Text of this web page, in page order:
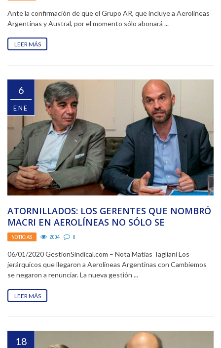
Ante la confirmación de que el Grupo AR, que incluye a Aerolíneas
Argentinas y Austral, por el momento sólo abonará ...
LEER MÁS
6
ENE
ATORNILLADOS: LOS GERENTES QUE NOMBRÓ
MACRI EN AEROLÍNEAS NO SÓLO SE
RESISTIERON A RENUNCIAR, SINO ...
NOTICIAS 2004 0
06/01/2020 GestionSindical.com – Nota Matias Tagliani Los
jerárquicos que llegaron a Aerolíneas Argentinas con Cambiemos
se negaron a renunciar. La nueva gestión ...
LEER MÁS
18